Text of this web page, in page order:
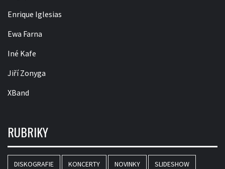
Enrique Iglesias
Ewa Farna
Iné Kafe
Jiří Zonyga
XBand
RUBRIKY
DISKOGRAFIE KONCERTY NOVINKY SLIDESHOW